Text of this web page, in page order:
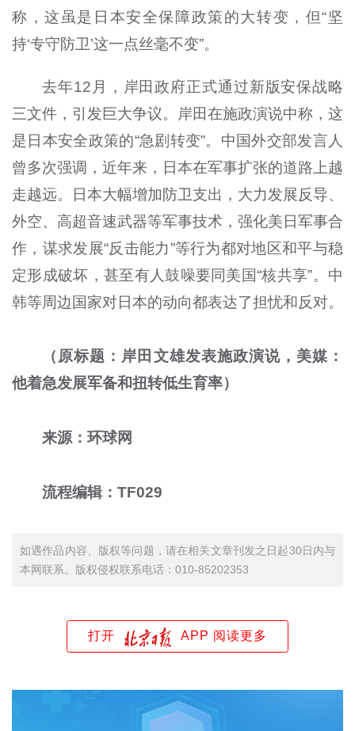
称，这虽是日本安全保障政策的大转变，但“坚
持‘专守防卫’这一点丝毫不变”。
去年12月，岸田政府正式通过新版安保战略
三文件，引发巨大争议。岸田在施政演说中称，这
是日本安全政策的“急剧转变”。中国外交部发言人
曾多次强调，近年来，日本在军事扩张的道路上越
走越远。日本大幅增加防卫支出，大力发展反导、
外空、高超音速武器等军事技术，强化美日军事合
作，谋求发展“反击能力”等行为都对地区和平与稳
定形成破坏，甚至有人鼓噪要同美国“核共享”。中
韩等周边国家对日本的动向都表达了担忧和反对。
（原标题：岸田文雄发表施政演说，美媒：
他着急发展军备和扭转低生育率）
来源：环球网
流程编辑：TF029
如遇作品内容、版权等问题，请在相关文章刊发之日起30日内与
本网联系。版权侵权联系电话：010-85202353
打开 APP 阅读更多